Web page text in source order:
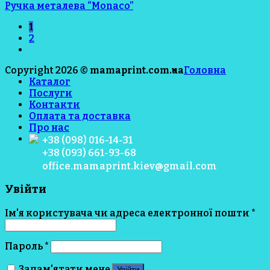
Ручка металева “Monaco”
1
2
Copyright 2026 © mamaprint.com.uaГоловна
Каталог
Послуги
Контакти
Оплата та доставка
Про нас
+38 (098) 016-14-31
+38 (093) 661-93-68
office.mamaprint.kiev@gmail.com
Увійти
Ім'я користувача чи адреса електронної пошти *
Пароль *